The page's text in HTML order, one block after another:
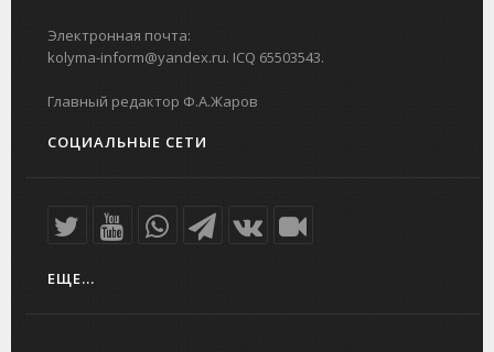
Электронная почта:
kolyma-inform@yandex.ru. ICQ 65503543.
Главный редактор Ф.А.Жаров
СОЦИАЛЬНЫЕ СЕТИ
ЕЩЕ...